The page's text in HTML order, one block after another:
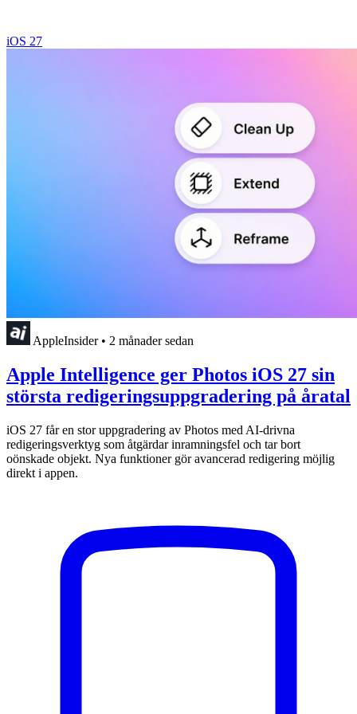
iOS 27
AppleInsider • 2 månader sedan
Apple Intelligence ger Photos iOS 27 sin
största redigeringsuppgradering på åratal
iOS 27 får en stor uppgradering av Photos med AI-drivna
redigeringsverktyg som åtgärdar inramningsfel och tar bort
oönskade objekt. Nya funktioner gör avancerad redigering möjlig
direkt i appen.